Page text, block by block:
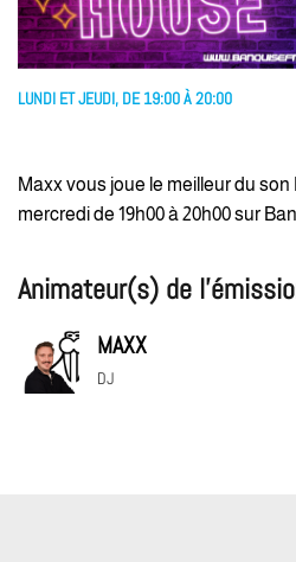
LUNDI ET JEUDI, DE 19:00 À 20:00
Maxx vous joue le meilleur du
mercredi de 19h00 à 20h00 sur
Animateur(s) de
MAXX
DJ